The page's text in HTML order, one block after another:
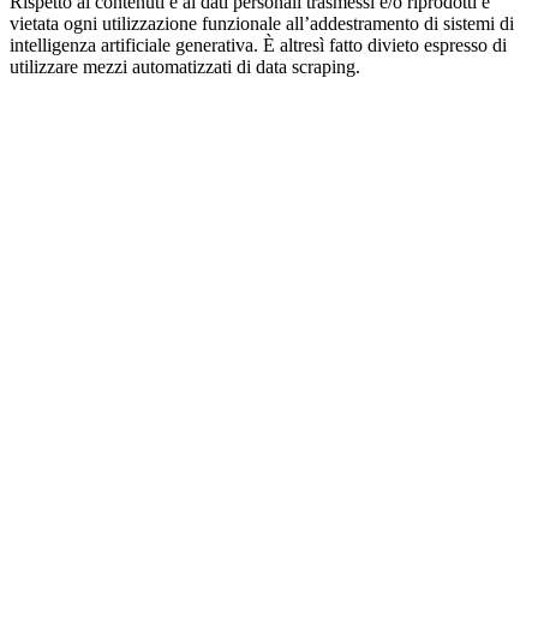
vietata ogni utilizzazione funzionale all’addestramento di sistemi di
intelligenza artificiale generativa. È altresì fatto divieto espresso di
utilizzare mezzi automatizzati di data scraping.